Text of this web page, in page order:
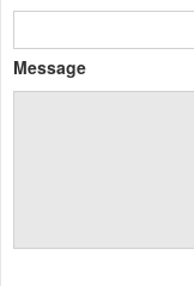
Message